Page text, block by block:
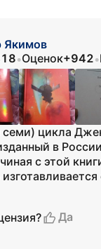
Якимов
•Оценок+942•
цикла
в
с этой
Да